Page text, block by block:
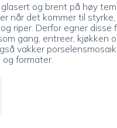
og brent på høy
når det kommer til
riper. Derfor egner disse
gang, entreer, kjøkken
vakker
og formater.